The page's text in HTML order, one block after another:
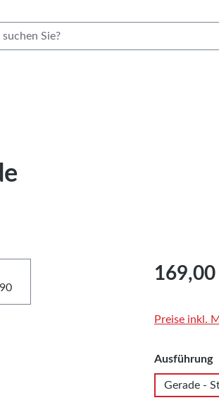
Regulärer
Preise inkl.
Ausführung
Gerade -